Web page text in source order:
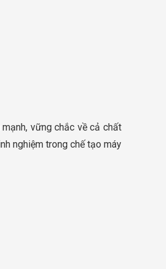
vững chắc về cả chất
nghiệm trong chế tạo máy